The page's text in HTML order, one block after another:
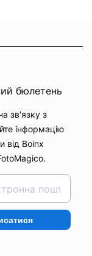
бюлетень
зв'язку з
інформацію
від Boinx